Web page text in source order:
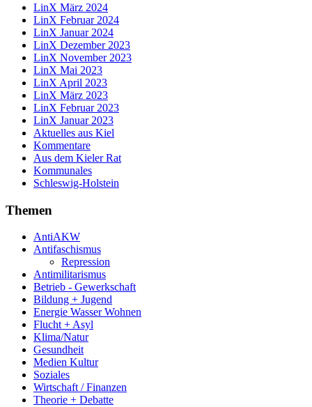
LinX März 2024
LinX Februar 2024
LinX Januar 2024
LinX Dezember 2023
LinX November 2023
LinX Mai 2023
LinX April 2023
LinX März 2023
LinX Februar 2023
LinX Januar 2023
Aktuelles aus Kiel
Kommentare
Aus dem Kieler Rat
Kommunales
Schleswig-Holstein
Themen
AntiAKW
Antifaschismus
Repression
Antimilitarismus
Betrieb - Gewerkschaft
Bildung + Jugend
Energie Wasser Wohnen
Flucht + Asyl
Klima/Natur
Gesundheit
Medien Kultur
Soziales
Wirtschaft / Finanzen
Theorie + Debatte